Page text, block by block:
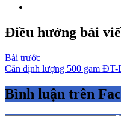
Điều hướng bài
Bài trước
Cân định lượng 500 gam ĐT-
Bình luận trên